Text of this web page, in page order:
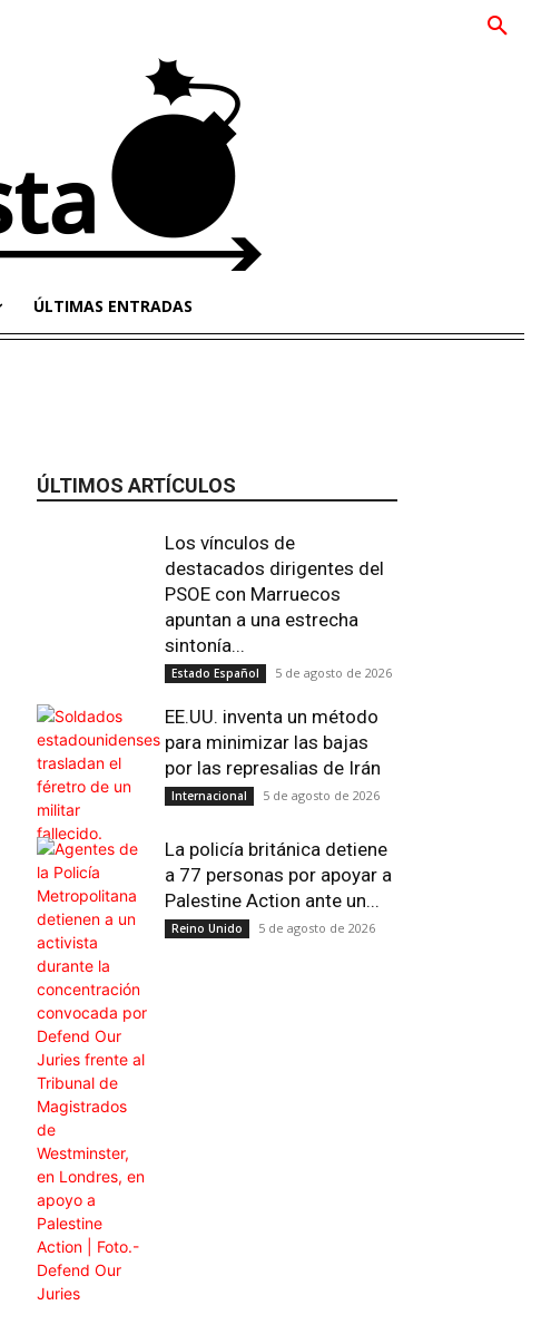
ÚLTIMAS ENTRADAS
Email Impresión
ÚLTIMOS ARTÍCULOS
Los vínculos de
destacados dirigentes del
PSOE con Marruecos
apuntan a una estrecha
sintonía...
Estado Español 5 de agosto de 2026
EE.UU. inventa un método
para minimizar las bajas
por las represalias de Irán
Internacional 5 de agosto de 2026
La policía británica detiene
a 77 personas por apoyar a
Palestine Action ante un...
Reino Unido 5 de agosto de 2026